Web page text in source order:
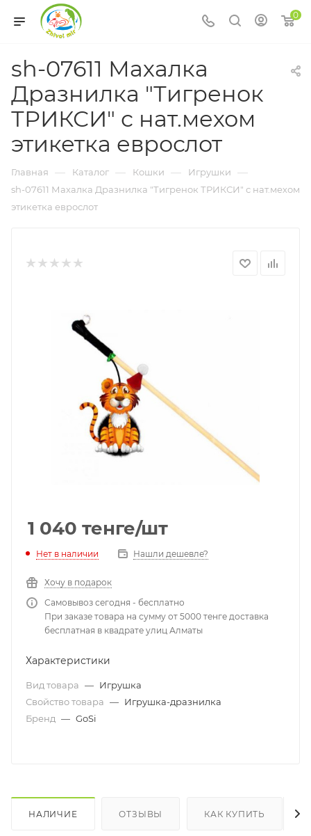
0
sh-07611 Махалка
Дразнилка "Тигренок
ТРИКСИ" с нат.мехом
этикетка еврослот
Главная — Каталог — Кошки — Игрушки —
sh-07611 Махалка Дразнилка "Тигренок ТРИКСИ" с нат.мехом
этикетка еврослот
1 040 тенге/шт
Нет в наличии Нашли дешевле?
Хочу в подарок
Самовывоз сегодня - бесплатно
При заказе товара на сумму от 5000 тенге доставка
бесплатная в квадрате улиц Алматы
Характеристики
Вид товара — Игрушка
Свойство товара — Игрушка-дразнилка
Бренд — GoSi
НАЛИЧИЕ ОТЗЫВЫ КАК КУПИТЬ